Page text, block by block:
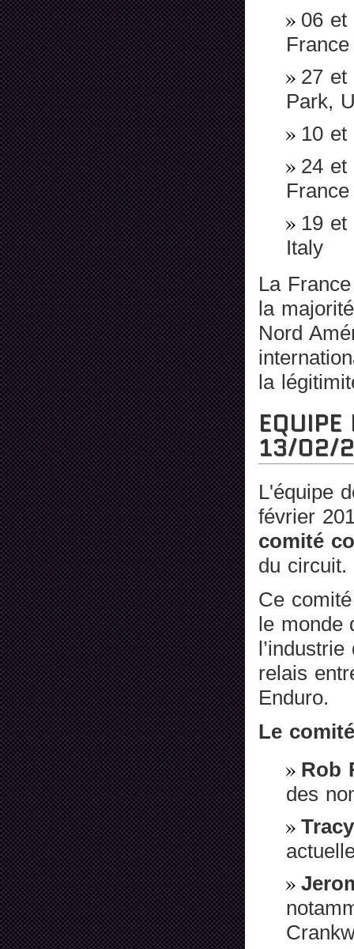
06 et
France
27 et
Park,
10 et
24 et
France
19 et
Italy
La
la
Nord
la
13/02/
L'équipe
février
comité
du circuit.
Ce
le monde
relais
Enduro.
Le
Rob
des